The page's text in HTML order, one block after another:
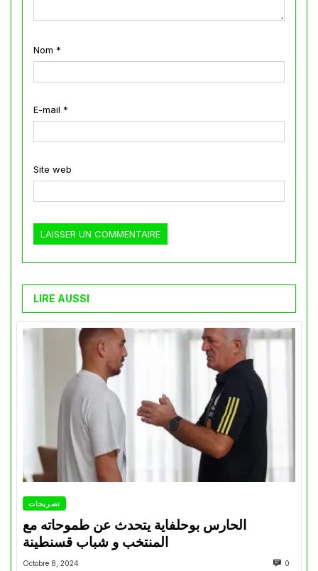
Nom *
E-mail *
Site web
LIRE AUSSI
تصريحات
الحارس بوحلفاية يتحدث عن طموحاته مع
المنتخب و شباب قسنطينة
Octobre 8, 2024 0